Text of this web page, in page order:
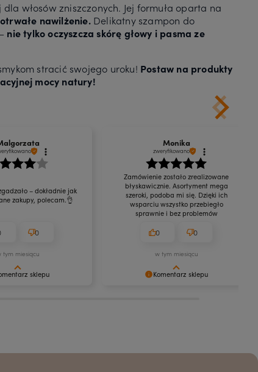
włosów zniszczonych. Jej formuła oparta na
nawilżenie.Delikatny szampon do
nie tylko oczyszcza skórę głowy i pasma ze
stracić swojego uroku! Postaw na produkty
mocy natury!
sklepu
– dokładnie jak
zakupy, polecam.👌
0
tym miesiącu
Komentarz sklepu
Monika
zweryfikowano
Zamówienie zostało zrealizowane
błyskawicznie. Asortyment mega
szeroki, podoba mi się. Dzięki ich
wsparciu wszystko przebiegło
sprawnie i bez problemów
0 0
w tym miesiącu